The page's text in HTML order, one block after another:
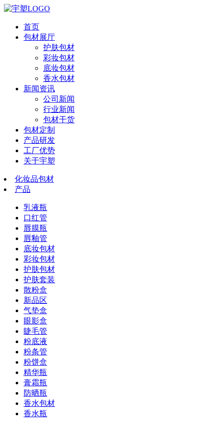
首页
包材展厅
护肤包材
彩妆包材
底妆包材
香水包材
新闻资讯
公司新闻
行业新闻
包材干货
包材定制
产品研发
工厂优势
关于宇塑
化妆品包材
产品
乳液瓶
口红管
唇膜瓶
唇釉管
底妆包材
彩妆包材
护肤包材
护肤套装
散粉盒
新品区
气垫盒
眼影盒
睫毛管
粉底液
粉条管
粉饼盒
精华瓶
膏霜瓶
防晒瓶
香水包材
香水瓶